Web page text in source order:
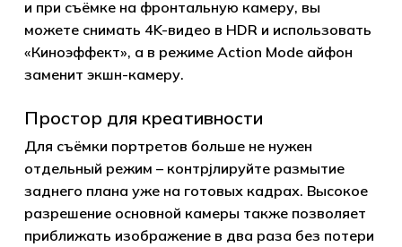
Go to shop
и при съёмке на фронтальную камеру, вы
можете снимать 4K-видео в HDR и использовать
«Киноэффект», а в режиме Action Mode айфон
заменит экшн-камеру.
Простор для креативности
Для съёмки портретов больше не нужен
отдельный режим – контрjлируйте размытие
заднего плана уже на готовых кадрах. Высокое
разрешение основной камеры также позволяет
приближать изображение в два раза без потери